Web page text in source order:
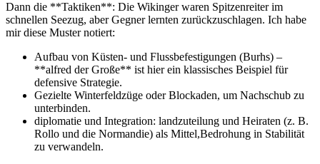
Dann‍ die **Taktiken**: Die‍ Wikinger waren⁣ Spitzenreiter im
schnellen⁤ Seezug, aber Gegner lernten ​zurückzuschlagen. Ich ⁤habe
⁤mir diese Muster notiert:
Aufbau ⁤von Küsten-‍ und⁤ Flussbefestigungen (Burhs)​ –
**alfred der⁣ Große** ist hier ⁢ein klassisches Beispiel für
defensive Strategie.
Gezielte Winterfeldzüge oder Blockaden, um Nachschub ‍zu
unterbinden.
diplomatie⁢ und Integration: landzuteilung und⁢ Heiraten (z. B.
⁣Rollo und die Normandie) ‍als⁣ Mittel,Bedrohung in Stabilität
‍zu verwandeln.